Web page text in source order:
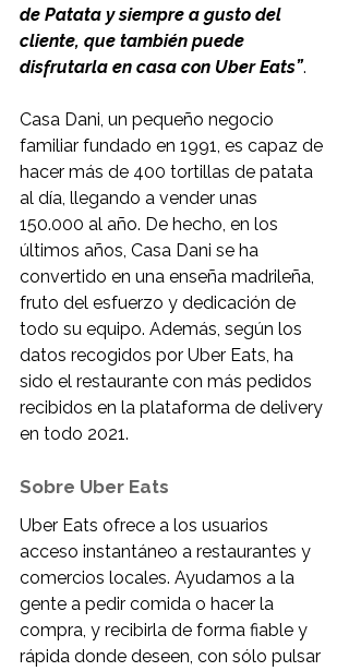
de Patata y siempre a gusto del
cliente, que también puede
disfrutarla en casa con Uber Eats”.
Casa Dani, un pequeño negocio
familiar fundado en 1991, es capaz de
hacer más de 400 tortillas de patata
al día, llegando a vender unas
150.000 al año. De hecho, en los
últimos años, Casa Dani se ha
convertido en una enseña madrileña,
fruto del esfuerzo y dedicación de
todo su equipo. Además, según los
datos recogidos por Uber Eats, ha
sido el restaurante con más pedidos
recibidos en la plataforma de delivery
en todo 2021.
Sobre Uber Eats
Uber Eats ofrece a los usuarios
acceso instantáneo a restaurantes y
comercios locales. Ayudamos a la
gente a pedir comida o hacer la
compra, y recibirla de forma fiable y
rápida donde deseen, con sólo pulsar